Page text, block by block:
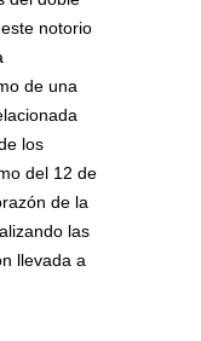
notorio
de una
los
del 12 de
de la
las
llevada a